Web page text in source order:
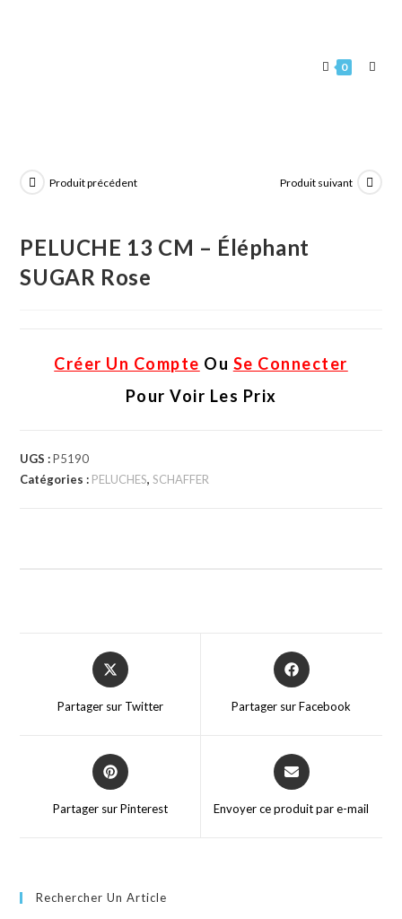
0
Produit précédent Produit suivant
PELUCHE 13 CM – Éléphant
SUGAR Rose
Créer Un Compte Ou Se Connecter
Pour Voir Les Prix
UGS :P5190
Catégories : PELUCHES,SCHAFFER
Partager sur Twitter Partager sur Facebook
Partager sur Pinterest Envoyer ce produit par e-mail
Rechercher Un Article